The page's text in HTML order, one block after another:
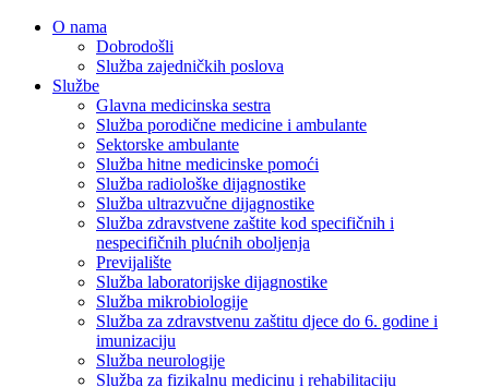
O nama
Dobrodošli
Služba zajedničkih poslova
Službe
Glavna medicinska sestra
Služba porodične medicine i ambulante
Sektorske ambulante
Služba hitne medicinske pomoći
Služba radiološke dijagnostike
Služba ultrazvučne dijagnostike
Služba zdravstvene zaštite kod specifičnih i
nespecifičnih plućnih oboljenja
Previjalište
Služba laboratorijske dijagnostike
Služba mikrobiologije
Služba za zdravstvenu zaštitu djece do 6. godine i
imunizaciju
Služba neurologije
Služba za fizikalnu medicinu i rehabilitaciju